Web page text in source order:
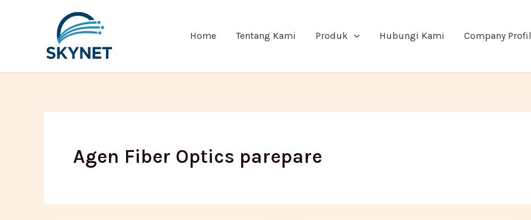
Home Tentang Kami Produk Hubungi Kami Company Profil
Agen Fiber Optics parepare